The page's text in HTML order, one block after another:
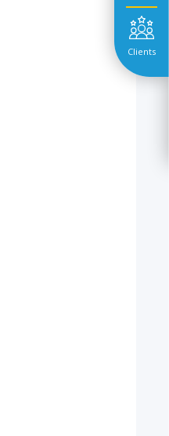
Clients